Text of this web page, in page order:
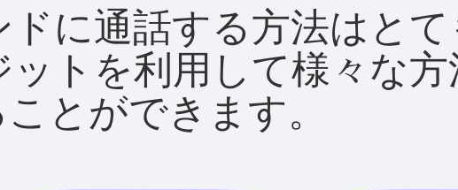
に通話する方法はとて
トを利用して様々な
とができます。